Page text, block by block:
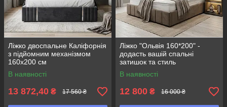
Ліжко двоспальне Каліфорнія
з підйомним механізмом
160х200 см
В наявності
13 872,40 ₴ 17 560 ₴
Ліжко "Ольвія 160*200" -
додасть вашій спальні
затишок та стиль
В наявності
12 800 ₴ 16 000 ₴